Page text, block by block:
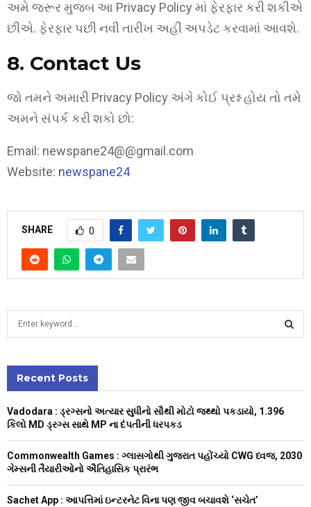
અમે જરૂર મુજબ આ Privacy Policy માં ફેરફાર કરી શકીએ
છીએ. ફેરફાર પછી નવી તારીખ અહીં અપડેટ કરવામાં આવશે.
8. Contact Us
જો તમને અમારી Privacy Policy અંગે કોઈ પ્રશ્ન હોય તો તમે
અમને સંપર્ક કરી શકો છો:
Email: newspane24@@gmail.com
Website: newspane24
SHARE 0
h
o
C
Recent Posts
Vadodara : ડ્રગ્સનો અત્યાર સુધીનો સૌથી મોટો જથ્થો પકડાયો, 1.396
કિલો MD ડ્રગ્સ સાથે MP ના દંપતીની ધરપકડ
Commonwealth Games : ગ્લાસગોથી ગુજરાત પહોંચ્યો CWG ધ્વજ, 2030
ગેમ્સની તૈયારીઓનો ઐતિહાસિક પ્રારંભ
Sachet App : આપત્તિમાં ઇન્ટરનેટ વિના પણ જીવ બચાવશે ‘સચેત’